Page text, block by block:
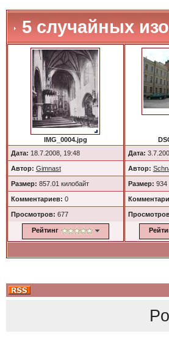
5 случайных
IMG_0004.jpg
Дата: 18.7.2008, 19:48
Автор: Gimnast
Размер: 857.01 килобайт
Комментариев: 0
Просмотров: 677
Рейтинг
Дата:
Автор:
Размер: 934